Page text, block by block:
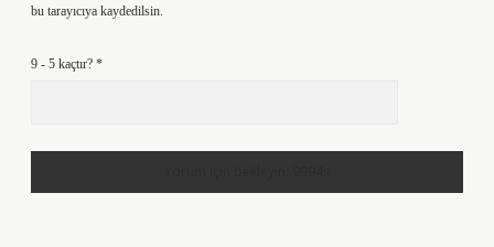
bu tarayıcıya kaydedilsin.
9 - 5 kaçtır? *